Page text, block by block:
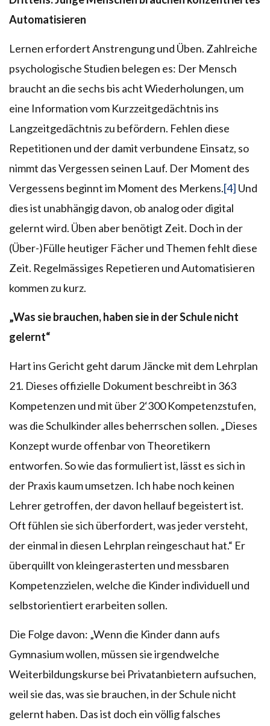
Automatisieren
Lernen erfordert Anstrengung und Üben. Zahlreiche
psychologische Studien belegen es: Der Mensch
braucht an die sechs bis acht Wiederholungen, um
eine Information vom Kurzzeitgedächtnis ins
Langzeitgedächtnis zu befördern. Fehlen diese
Repetitionen und der damit verbundene Einsatz, so
nimmt das Vergessen seinen Lauf. Der Moment des
Vergessens beginnt im Moment des Merkens.[4] Und
dies ist unabhängig davon, ob analog oder digital
gelernt wird. Üben aber benötigt Zeit. Doch in der
(Über-)Fülle heutiger Fächer und Themen fehlt diese
Zeit. Regelmässiges Repetieren und Automatisieren
kommen zu kurz.
„Was sie brauchen, haben sie in der Schule nicht
gelernt“
Hart ins Gericht geht darum Jäncke mit dem Lehrplan
21. Dieses offizielle Dokument beschreibt in 363
Kompetenzen und mit über 2‘300 Kompetenzstufen,
was die Schulkinder alles beherrschen sollen. „Dieses
Konzept wurde offenbar von Theoretikern
entworfen. So wie das formuliert ist, lässt es sich in
der Praxis kaum umsetzen. Ich habe noch keinen
Lehrer getroffen, der davon hellauf begeistert ist.
Oft fühlen sie sich überfordert, was jeder versteht,
der einmal in diesen Lehrplan reingeschaut hat.“ Er
überquillt von kleingerasterten und messbaren
Kompetenzzielen, welche die Kinder individuell und
selbstorientiert erarbeiten sollen.
Die Folge davon: „Wenn die Kinder dann aufs
Gymnasium wollen, müssen sie irgendwelche
Weiterbildungskurse bei Privatanbietern aufsuchen,
weil sie das, was sie brauchen, in der Schule nicht
gelernt haben. Das ist doch ein völlig falsches